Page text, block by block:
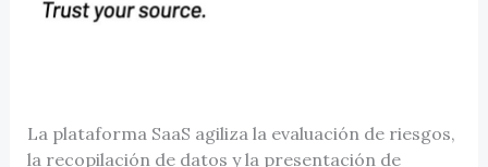
La plataforma SaaS agiliza la evaluación de riesgos,
la recopilación de datos y la presentación de